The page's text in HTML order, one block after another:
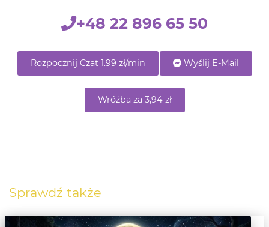
+48 22 896 65 50
Rozpocznij Czat 1.99 zł/min Wyślij E-Mail
Wróżba za 3,94 zł
Sprawdź także